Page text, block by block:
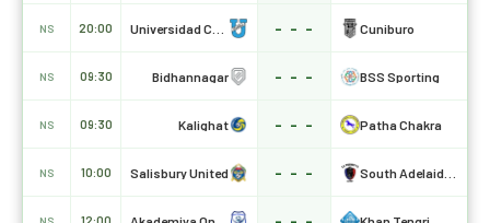
NS 20:00 - - - Cuniburo
NS 09:30 Bidhannagar - - - BSS Sporting
NS 09:30 Kalighat - - - Patha Chakra
NS 10:00 Salisbury United - - -
NS